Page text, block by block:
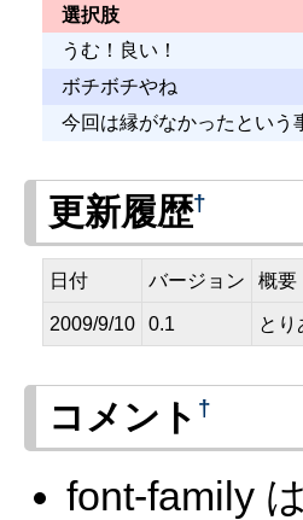
選択肢
うむ！良い！
ボチボチやね
今回は縁がなかったという
更新履歴†
日付 バージョン 概要
2009/9/10 0.1 とり
コメント †
font-family